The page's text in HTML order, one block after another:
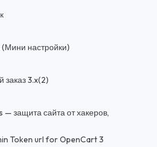
настройки)
3.x(2)
защита сайта от хакеров,
Token url for OpenCart 3